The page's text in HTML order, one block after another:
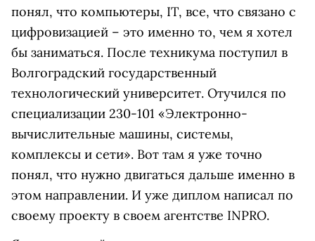
понял, что компьютеры, IT, все, что связано с
цифровизацией – это именно то, чем я хотел
бы заниматься. После техникума поступил в
Волгоградский государственный
технологический университет. Отучился по
специализации 230-101 «Электронно-
вычислительные машины, системы,
комплексы и сети». Вот там я уже точно
понял, что нужно двигаться дальше именно в
этом направлении. И уже диплом написал по
своему проекту в своем агентстве INPRO.